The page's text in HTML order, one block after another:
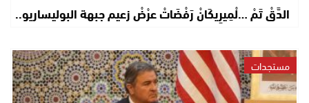
الدَّقْ تَمْ …لْمِيرِيكَانْ رَفْضَاتْ عرْضْ زعيم جبهة البوليساريو..
مستجدات